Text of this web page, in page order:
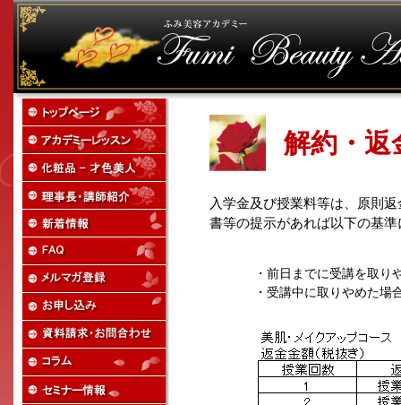
解約・返
入学金及び授業料等は、原則
書等の提示があれば以下の基
・前日までに受講を取
・受講中に取りやめた